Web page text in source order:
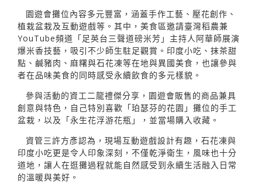
園遊會攤位內容多元豐富，涵蓋手作工藝、壓花創作、
植栽盆栽及互動遊戲等。其中，美食區邀請臺灣稻農兼
YouTube頻道「足英台三聲道磅米芳」主持人阿華師展演
爆米香技藝，吸引不少師生駐足觀賞。印度小吃、抹茶甜
點、鹹豬肉、麻糬與石花凍等在地與異國美食，也讓參與
者在品味美食的同時感受永續飲食的多元樣貌。
參與活動的資工二龍禮傑分享，園遊會販售的商品兼具
創意與特色，自己特別喜歡「珀瑟芬的花園」攤位的手工
盆栽，以及「永生花浮游花瓶」，並當場購入收藏。
資管三許方彥認為，現場互動遊戲設計有趣，石花凍與
印度小吃更是令人印象深刻，不僅乾淨衛生，風味也十分
道地，讓人在逛攤過程就能自然感受到永續生活融入日常
的溫暖與美好。